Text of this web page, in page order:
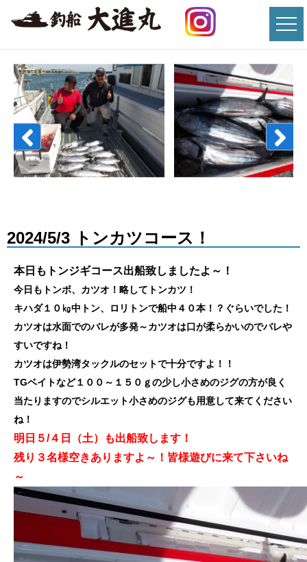
2024/5/3 トンカツコース！
本日もトンジギコース出船致しましたよ～！
今日もトンボ、カツオ！略してトンカツ！
キハダ１０㎏中トン、ロリトンで船中４０本！？ぐらいでした！
カツオは水面でのバレが多発～カツオは口が柔らかいのでバレや
すいですね！
カツオは伊勢湾タックルのセットで十分ですよ！！
TGベイトなど１００～１５０ｇの少し小さめのジグの方が良く
当たりますのでシルエット小さめのジグも用意して来てください
ね！
明日５/４日（土）も出船致します！
残り３名様空きありますよ～！皆様遊びに来て下さいね
～